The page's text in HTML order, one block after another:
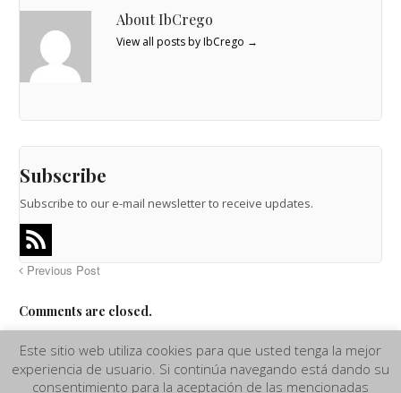
About IbCrego
View all posts by IbCrego →
Subscribe
Subscribe to our e-mail newsletter to receive updates.
Previous Post
Comments are closed.
Aviso Legal|Términos y Condiciones de compra |Política de
Privacidad y Cookies|Más información sobre las Cookies
Este sitio web utiliza cookies para que usted tenga la mejor
experiencia de usuario. Si continúa navegando está dando su
consentimiento para la aceptación de las mencionadas